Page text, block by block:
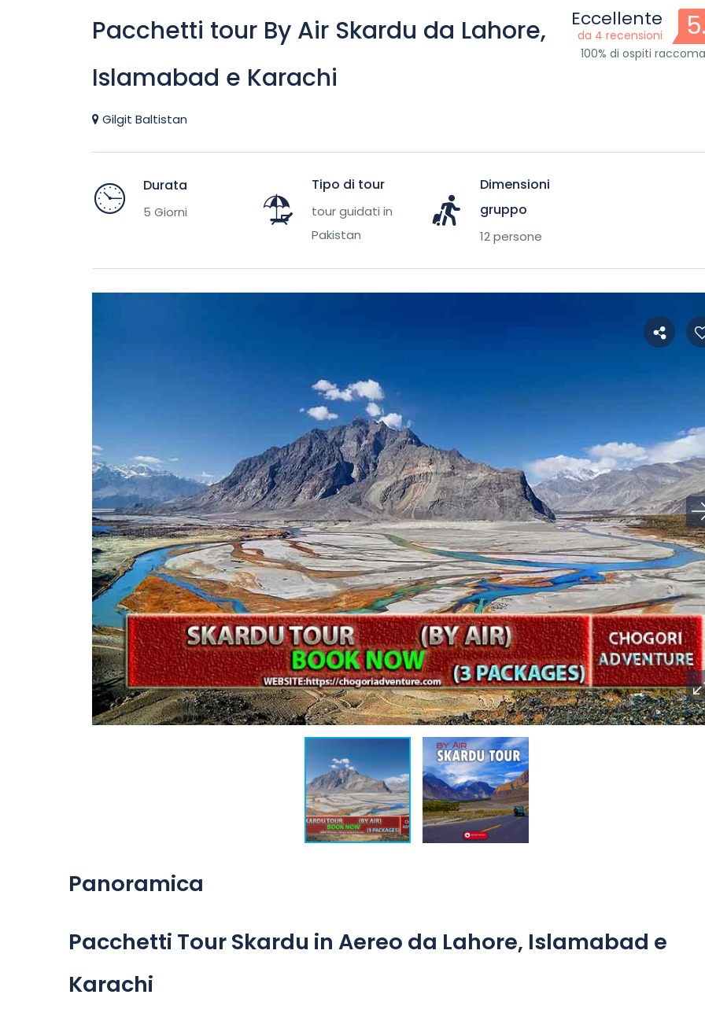
Pacchetti tour By Air Skardu da Lahore,
Islamabad e Karachi
Gilgit Baltistan
Eccellente
da 4 recensioni
100% di ospiti
Durata
5 Giorni
Tipo di tour
tour guidati in
Pakistan
Dimensioni
gruppo
12 persone
Panoramica
Pacchetti Tour Skardu in Aereo da Lahore, Islamabad e
Karachi